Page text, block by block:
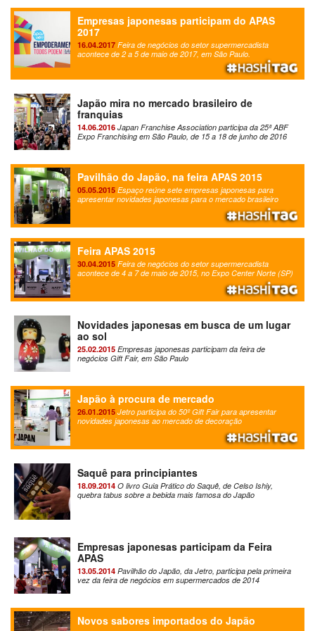
Empresas japonesas participam do APAS
2017
16.04.2017 Feira de negócios do setor supermercadista
acontece de 2 a 5 de maio de 2017, em São Paulo.
Japão mira no mercado brasileiro de
franquias
14.06.2016 Japan Franchise Association participa da 25ª ABF
Expo Franchising em São Paulo, de 15 a 18 de junho de 2016
Pavilhão do Japão, na feira APAS 2015
05.05.2015 Espaço reúne sete empresas japonesas para
apresentar novidades japonesas para o mercado brasileiro
Feira APAS 2015
30.04.2015 Feira de negócios do setor supermercadista
acontece de 4 a 7 de maio de 2015, no Expo Center Norte (SP)
Novidades japonesas em busca de um lugar
ao sol
25.02.2015 Empresas japonesas participam da feira de
negócios Gift Fair, em São Paulo
Japão à procura de mercado
26.01.2015 Jetro participa do 50º Gift Fair para apresentar
novidades japonesas ao mercado de decoração
Saquê para principiantes
18.09.2014 O livro Guia Prático do Saquê, de Celso Ishiy,
quebra tabus sobre a bebida mais famosa do Japão
Empresas japonesas participam da Feira
APAS
13.05.2014 Pavilhão do Japão, da Jetro, participa pela primeira
vez da feira de negócios em supermercados de 2014
Novos sabores importados do Japão